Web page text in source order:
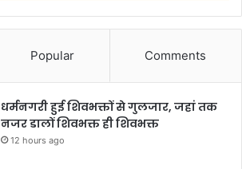
Popular Comments
धर्मनगरी हुई शिवभक्तों से गुलजार, जहां तक
नजर डालों शिवभक्त ही शिवभक्त
12 hours ago